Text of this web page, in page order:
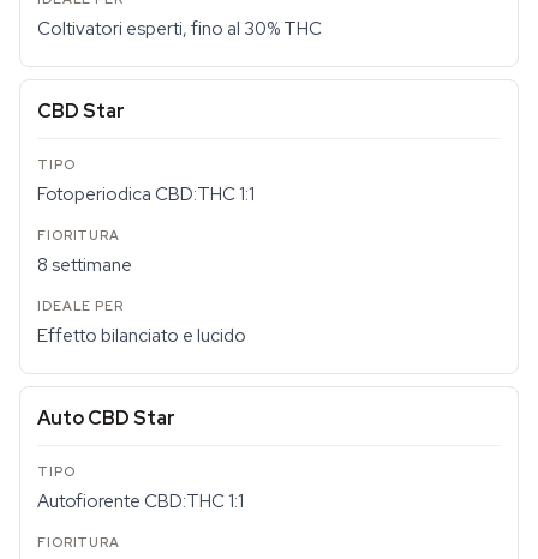
Coltivatori esperti, fino al 30% THC
CBD Star
Fotoperiodica CBD:THC 1:1
8 settimane
Effetto bilanciato e lucido
Auto CBD Star
Autofiorente CBD:THC 1:1